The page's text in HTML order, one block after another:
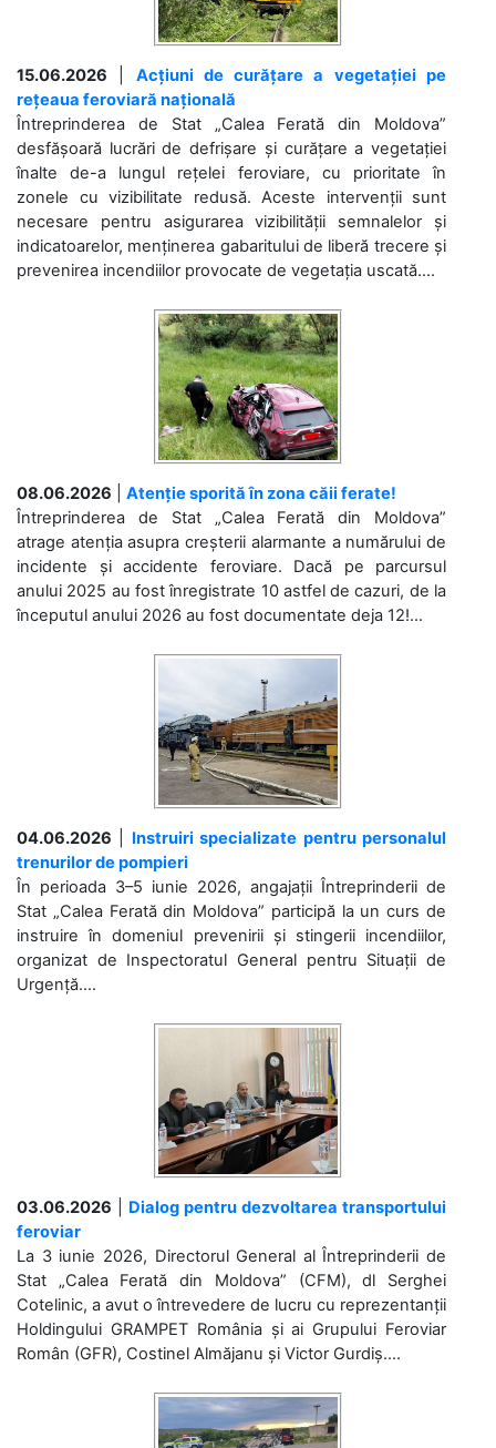
15.06.2026
Acțiuni de curățare a vegetației pe
rețeaua feroviară națională
Întreprinderea de Stat „Calea Ferată din Moldova”
desfășoară lucrări de defrișare și curățare a vegetației
înalte de-a lungul rețelei feroviare, cu prioritate în
zonele cu vizibilitate redusă. Aceste intervenții sunt
necesare pentru asigurarea vizibilității semnalelor și
indicatoarelor, menținerea gabaritului de liberă trecere și
prevenirea incendiilor provocate de vegetația uscată....
08.06.2026
Atenție sporită în zona căii ferate!
Întreprinderea de Stat „Calea Ferată din Moldova”
atrage atenția asupra creșterii alarmante a numărului de
incidente și accidente feroviare. Dacă pe parcursul
anului 2025 au fost înregistrate 10 astfel de cazuri, de la
începutul anului 2026 au fost documentate deja 12!...
04.06.2026
Instruiri specializate pentru personalul
trenurilor de pompieri
În perioada 3–5 iunie 2026, angajații Întreprinderii de
Stat „Calea Ferată din Moldova” participă la un curs de
instruire în domeniul prevenirii și stingerii incendiilor,
organizat de Inspectoratul General pentru Situații de
Urgență....
03.06.2026
Dialog pentru dezvoltarea transportului
feroviar
La 3 iunie 2026, Directorul General al Întreprinderii de
Stat „Calea Ferată din Moldova” (CFM), dl Serghei
Cotelinic, a avut o întrevedere de lucru cu reprezentanții
Holdingului GRAMPET România și ai Grupului Feroviar
Român (GFR), Costinel Almăjanu și Victor Gurdiș....